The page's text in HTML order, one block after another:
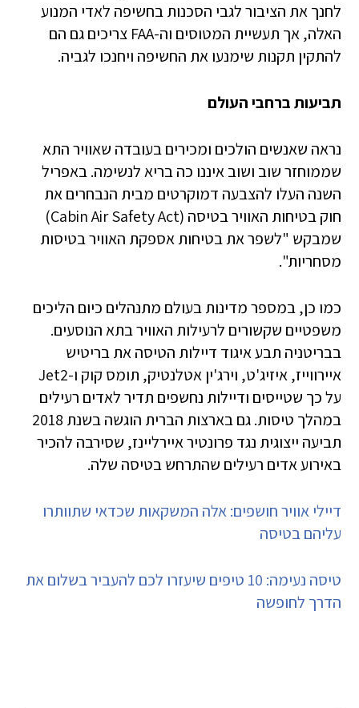
לחנך את הציבור לגבי הסכנות בחשיפה לאדי המנוע
האלה, אך תעשיית המטוסים וה-FAA צריכים גם הם
להתקין תקנות שימנעו את החשיפה ויחנכו לגביה.
תביעות ברחבי העולם
נראה שאנשים הולכים ומכירים בעובדה שאוויר התא
שממוחזר שוב ושוב איננו כה בריא לנשימה. באפריל
השנה העלו להצבעה דמוקרטים מבית הנבחרים את
חוק בטיחות האוויר בטיסה (Cabin Air Safety Act)
שמבקש "לשפר את בטיחות אספקת האוויר בטיסות
מסחריות".
כמו כן, במספר מדינות בעולם מתנהלים כיום הליכים
משפטיים שקשורים לרעילות האוויר בתא הנוסעים.
בבריטניה תבע איגוד דיילות הטיסה את בריטיש
איירווייז, איזיג'ט, וירג'ין אטלנטיק, תומס קוק ו-Jet2
על כך שטייסים ודיילות נחשפים תדיר לאדים רעילים
במהלך טיסות. גם בארצות הברית הוגשה בשנת 2018
תביעה ייצוגית נגד פרונטיר איירליינז, שסירבה להכיר
באירוע אדים רעילים שהתרחש בטיסה שלה.
דיילי אוויר חושפים: אלה המשקאות שכדאי שתוותרו
עליהם בטיסה
טיסה נעימה: 10 טיפים שיעזרו לכם להעביר בשלום את
הדרך לחופשה